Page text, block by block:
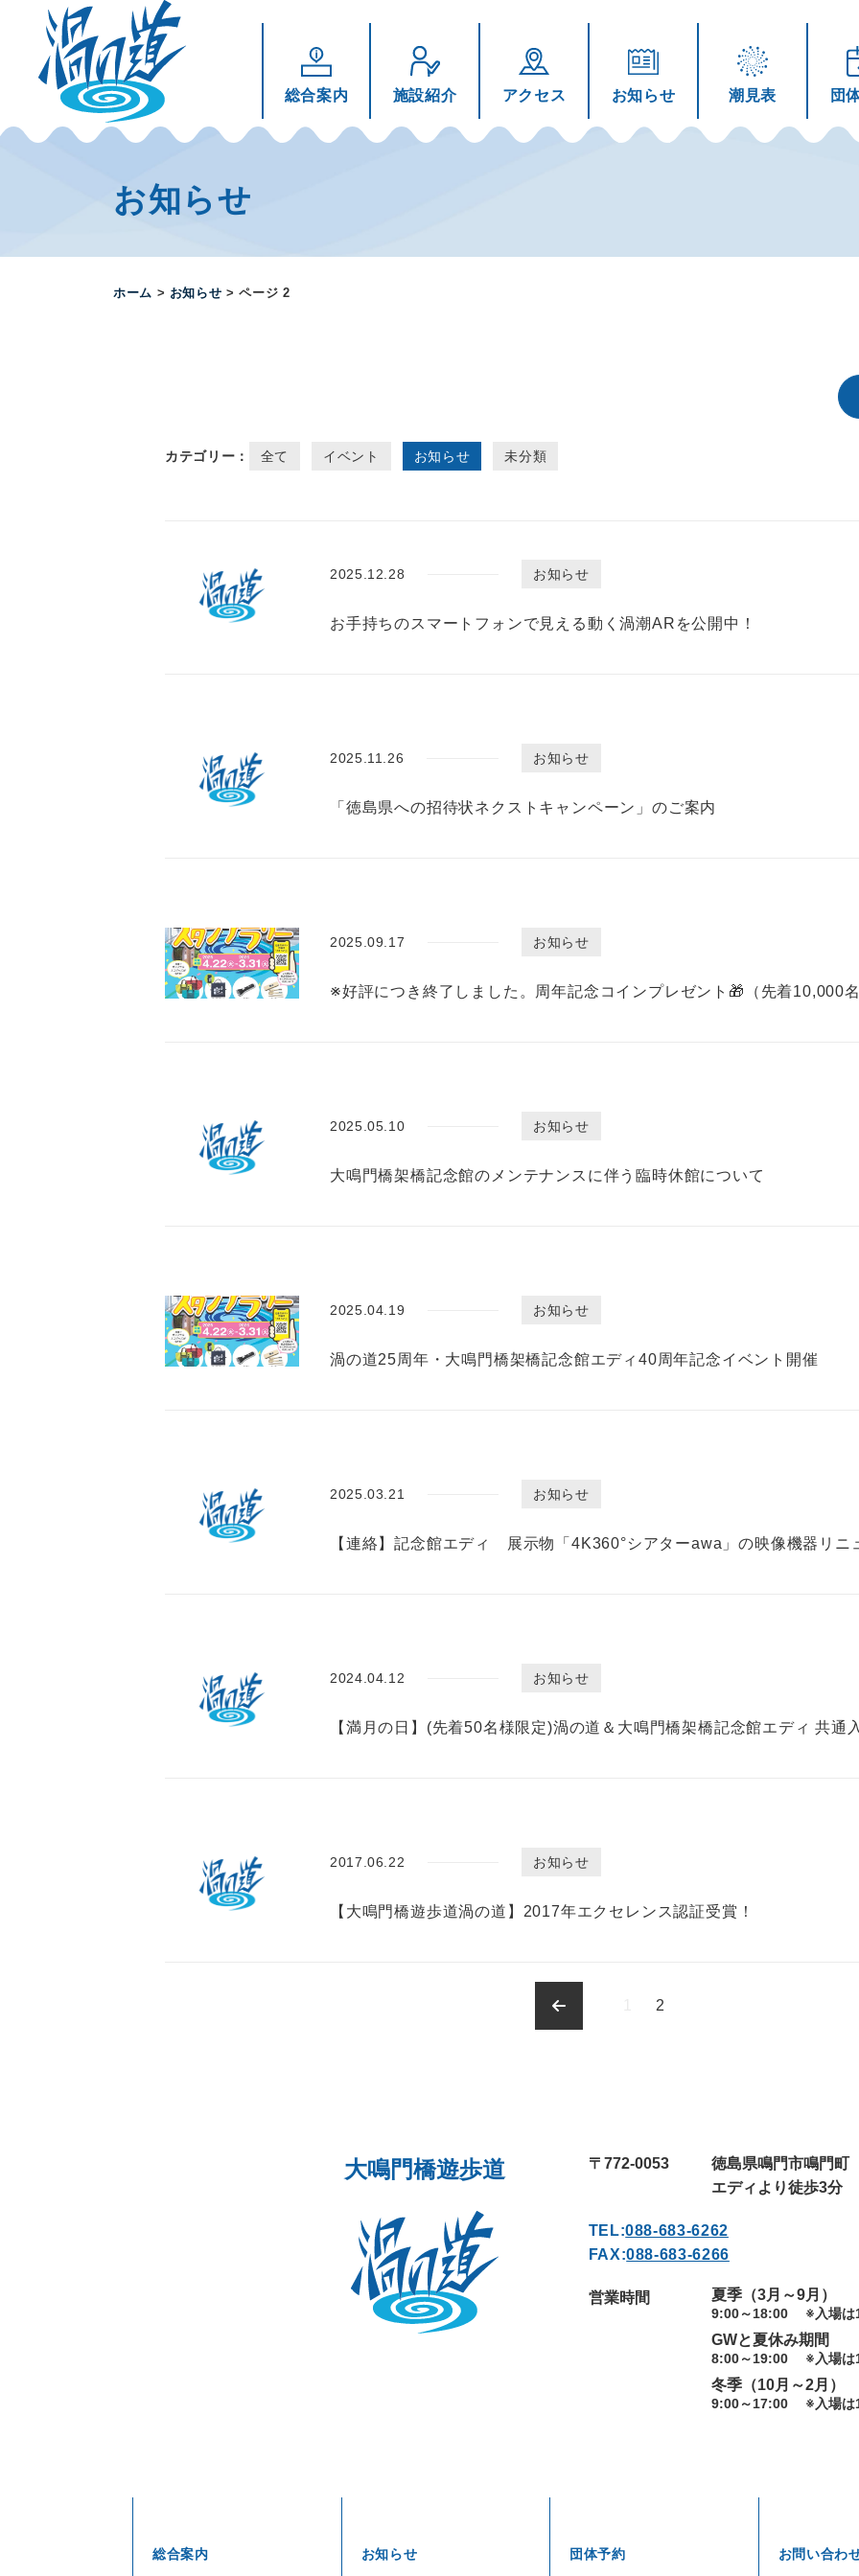
コ
総合案内 施設紹介 アクセス お知らせ 潮見表 団
お知らせ
ホーム > お知らせ >ページ 2
カテゴリー： 全て イベント お知らせ 未分類
2025.12.28 お知らせ
お手持ちのスマートフォンで見える動く渦潮ARを公開中！
2025.11.26 お知らせ
「徳島県への招待状ネクストキャンペーン」のご案内
2025.09.17 お知らせ
※好評につき終了しました。周年記念コインプレゼント🎁（先着10,000
2025.05.10 お知らせ
大鳴門橋架橋記念館のメンテナンスに伴う臨時休館について
2025.04.19 お知らせ
渦の道25周年・大鳴門橋架橋記念館エディ40周年記念イベント開催
2025.03.21 お知らせ
【連絡】記念館エディ 展示物「4K360°シアターawa」の映像機器リニ
2024.04.12 お知らせ
【満月の日】(先着50名様限定)渦の道＆大鳴門橋架橋記念館エディ 共通
2017.06.22 お知らせ
【大鳴門橋遊歩道渦の道】2017年エクセレンス認証受賞！
2
大鳴門橋遊歩道 〒772-0053
徳島県鳴門市鳴門町
エディより徒歩3分
TEL:088-683-6262
FAX:088-683-6266
営業時間 夏季（3月～9月）
9:00～18:00 ※入場は
GWと夏休み期間
8:00～19:00 ※入場は
冬季（10月～2月）
9:00～17:00 ※入場は
総合案内 お知らせ 団体予約 お問い合わ